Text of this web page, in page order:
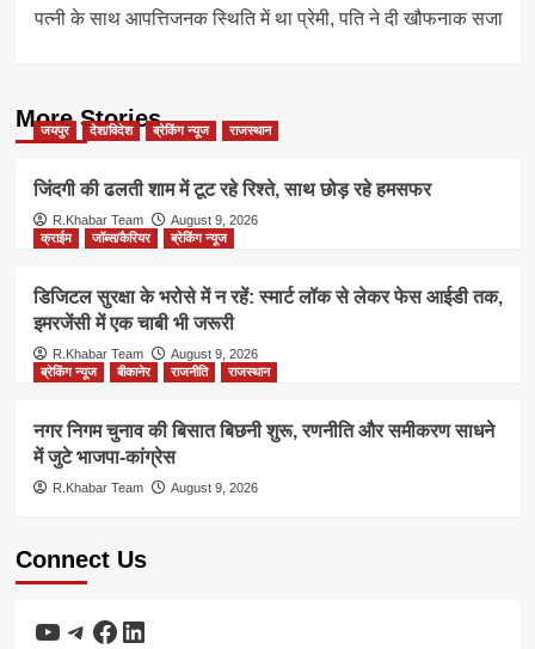
पत्नी के साथ आपत्तिजनक स्थिति में था प्रेमी, पति ने दी खौफनाक सजा
More Stories
जयपुर देश/विदेश ब्रेकिंग न्यूज राजस्थान
जिंदगी की ढलती शाम में टूट रहे रिश्ते, साथ छोड़ रहे हमसफर
R.Khabar Team
August 9, 2026
क्राईम
जॉब्स/कैरियर ब्रेकिंग न्यूज
डिजिटल सुरक्षा के भरोसे में न रहें: स्मार्ट लॉक से लेकर फेस आईडी तक,
इमरजेंसी में एक चाबी भी जरूरी
R.Khabar Team
August 9, 2026
ब्रेकिंग न्यूज
बीकानेर राजनीति राजस्थान
नगर निगम चुनाव की बिसात बिछनी शुरू, रणनीति और समीकरण साधने
में जुटे भाजपा-कांग्रेस
R.Khabar Team August 9, 2026
Connect Us
YouTube
Telegram
Facebook
LinkedIn